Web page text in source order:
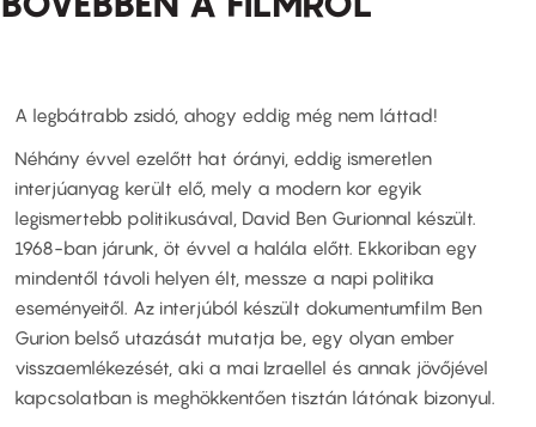
A legbátrabb zsidó, ahogy eddig még nem láttad!
Néhány évvel ezelőtt hat órányi, eddig ismeretlen
interjúanyag került elő, mely a modern kor egyik
legismertebb politikusával, David Ben Gurionnal készült.
1968-ban járunk, öt évvel a halála előtt. Ekkoriban egy
mindentől távoli helyen élt, messze a napi politika
eseményeitől. Az interjúból készült dokumentumfilm Ben
Gurion belső utazását mutatja be, egy olyan ember
visszaemlékezését, aki a mai Izraellel és annak jövőjével
kapcsolatban is meghökkentően tisztán látónak bizonyul.